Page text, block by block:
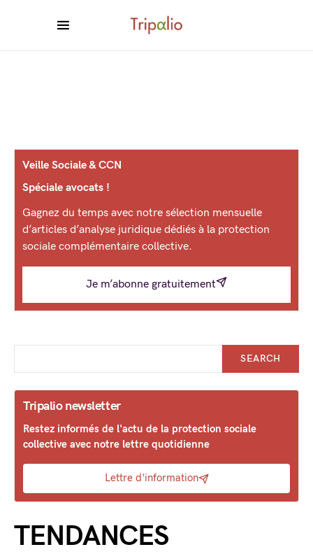
Veille Sociale & CCN
Spéciale avocats !
Gagnez du temps avec notre sélection mensuelle
d’articles d’analyse juridique dédiés à la protection
sociale complémentaire collective.
Je m’abonne gratuitement
SEARCH
Tripalio newsletter
Restez informés de l'actu de la protection sociale
collective avec notre lettre quotidienne
Lettre d'information
TENDANCES